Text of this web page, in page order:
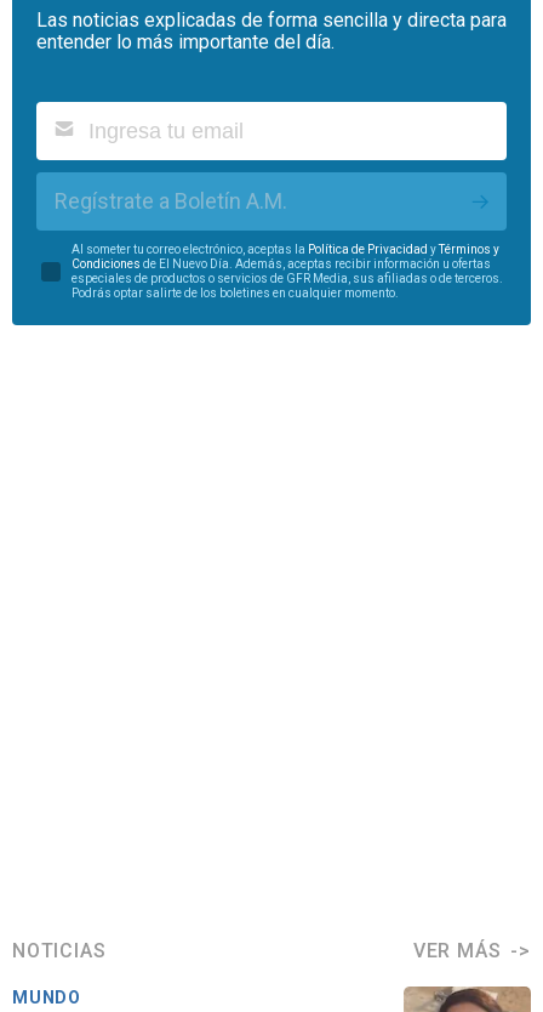
Las noticias explicadas de forma sencilla y directa para
entender lo más importante del día.
Regístrate a Boletín A.M.
Al someter tu correo electrónico, aceptas la Política de Privacidad y
Términos y
Condiciones de El Nuevo Día. Además, aceptas recibir información u ofertas
especiales de productos o servicios de GFR Media, sus afiliadas o de terceros.
Podrás optar salirte de los boletines en cualquier momento.
NOTICIAS VER MÁS
MUNDO